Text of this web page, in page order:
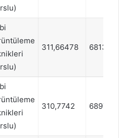
311,66478 681380
310,7742 689731